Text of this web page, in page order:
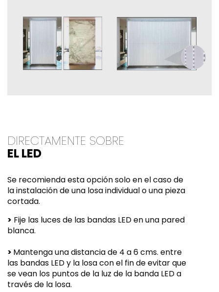
DIRECTAMENTE SOBRE
EL LED
Se recomienda esta opción solo en el caso de
la instalación de una losa individual o una pieza
cortada.
> Fije las luces de las bandas LED en una pared
blanca.
> Mantenga una distancia de 4 a 6 cms. entre
las bandas LED y la losa con el fin de evitar que
se vean los puntos de la luz de la banda LED a
través de la losa.